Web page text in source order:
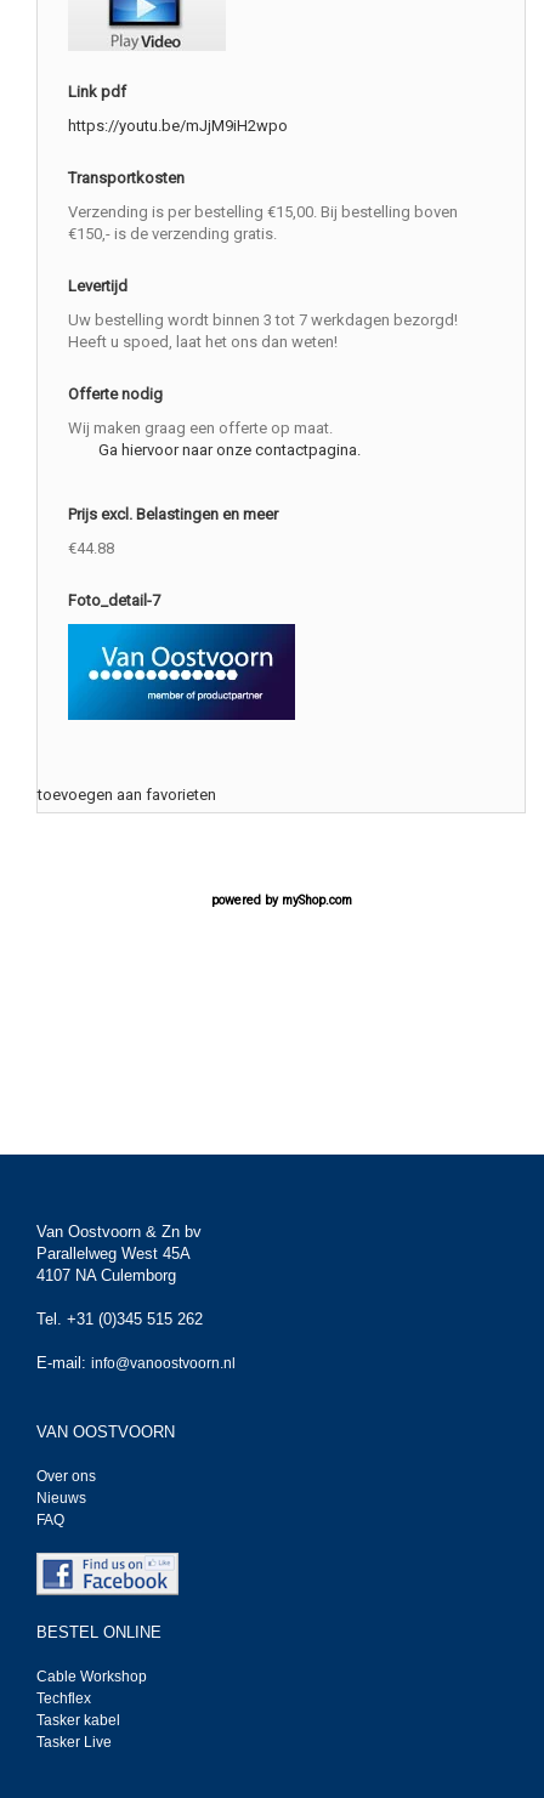
Link pdf
https://youtu.be/mJjM9iH2wpo
Transportkosten
Verzending is per bestelling €15,00. Bij bestelling boven
€150,- is de verzending gratis.
Levertijd
Uw bestelling wordt binnen 3 tot 7 werkdagen bezorgd!
Heeft u spoed, laat het ons dan weten!
Offerte nodig
Wij maken graag een offerte op maat.
Ga hiervoor naar onze contactpagina.
Prijs excl. Belastingen en meer
€44.88
Foto_detail-7
toevoegen aan favorieten
powered by myShop.com
Van Oostvoorn & Zn bv
Parallelweg West 45A
4107 NA Culemborg
Tel. +31 (0)345 515 262
E-mail: info@vanoostvoorn.nl
VAN OOSTVOORN
Over ons
Nieuws
FAQ
BESTEL ONLINE
Cable Workshop
Techflex
Tasker kabel
Tasker Live